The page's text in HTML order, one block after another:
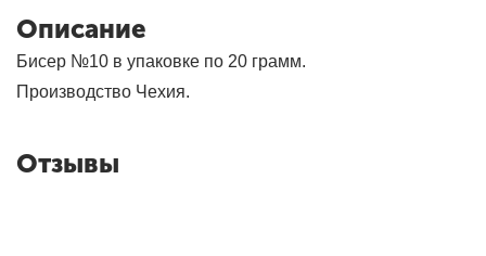
Описание
Бисер №10 в упаковке по 20 грамм.
Производство Чехия.
Отзывы